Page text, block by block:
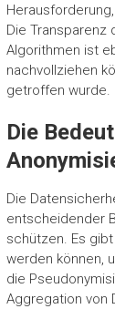
Die Transparenz
Algorithmen ist
nachvollziehen
getroffen wurde.
Die
Die
entscheidender
schützen. Es
werden können,
die
Aggregation von